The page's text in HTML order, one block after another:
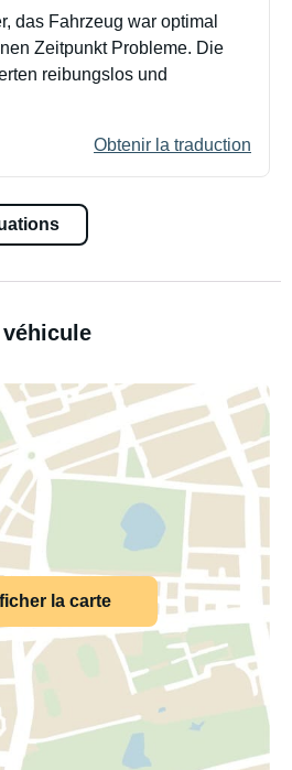
das Fahrzeug war optimal
Zeitpunkt Probleme. Die
reibungslos und
Obtenir la traduction
la carte